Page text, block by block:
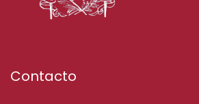
Contacto